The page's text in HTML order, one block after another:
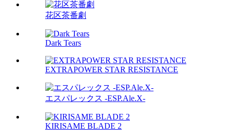
花区茶番劇
Dark Tears
EXTRAPOWER STAR RESISTANCE
エスパレックス -ESP.Ale.X-
KIRISAME BLADE 2